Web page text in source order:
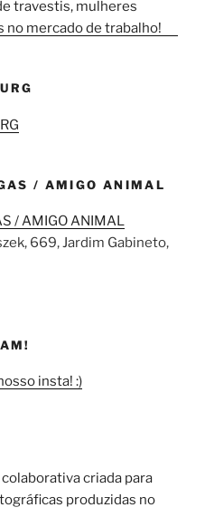
/ AMIGO ANIMAL
669, Jardim Gabineto,